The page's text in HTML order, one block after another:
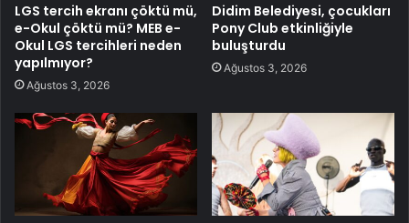
LGS tercih ekranı çöktü mü,
e-Okul çöktü mü? MEB e-
Okul LGS tercihleri neden
yapılmıyor?
Ağustos 3, 2026
Didim Belediyesi, çocukları
Pony Club etkinliğiyle
buluşturdu
Ağustos 3, 2026